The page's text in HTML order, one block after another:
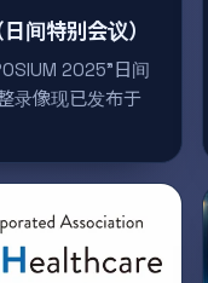
间特别会议）
2025”日间
录像现已发布于